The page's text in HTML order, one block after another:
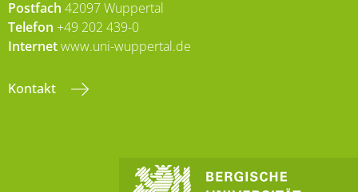
Postfach 42097 Wuppertal
Telefon +49 202 439-0
Internetwww.uni-wuppertal.de
Kontakt